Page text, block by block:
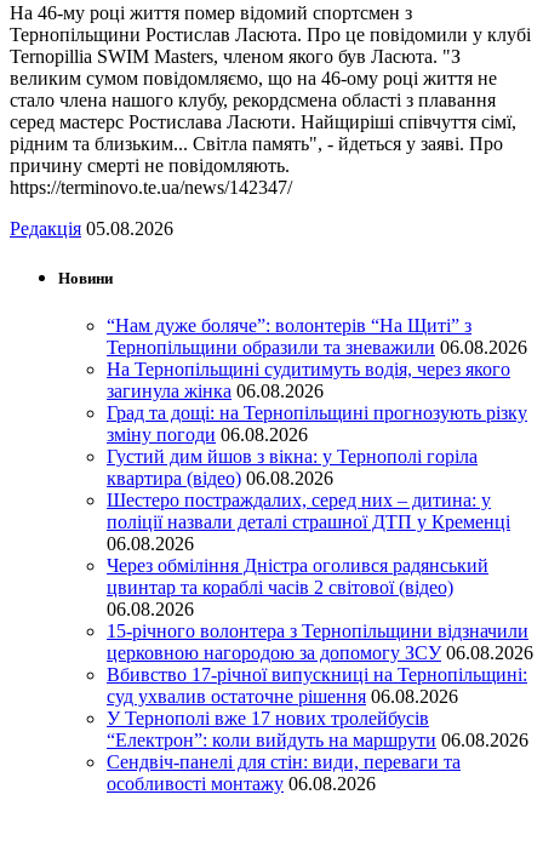
На 46-му році життя помер відомий спортсмен з
Тернопільщини Ростислав Ласюта. Про це повідомили у клубі
Ternopillia SWIM Masters, членом якого був Ласюта. "З
великим сумом повідомляємо, що на 46-ому році життя не
стало члена нашого клубу, рекордсмена області з плавання
серед мастерс Ростислава Ласюти. Найщиріші співчуття сімї,
рідним та близьким... Світла память", - йдеться у заяві. Про
причину смерті не повідомляють.
https://terminovo.te.ua/news/142347/
Редакція 05.08.2026
Новини
“Нам дуже боляче”: волонтерів “На Щиті” з
Тернопільщини образили та зневажили 06.08.2026
На Тернопільщині судитимуть водія, через якого
загинула жінка 06.08.2026
Град та дощі: на Тернопільщині прогнозують різку
зміну погоди 06.08.2026
Густий дим йшов з вікна: у Тернополі горіла
квартира (відео) 06.08.2026
Шестеро постраждалих, серед них – дитина: у
поліції назвали деталі страшної ДТП у Кременці
06.08.2026
Через обміління Дністра оголився радянський
цвинтар та кораблі часів 2 світової (відео)
06.08.2026
15-річного волонтера з Тернопільщини відзначили
церковною нагородою за допомогу ЗСУ 06.08.2026
Вбивство 17-річної випускниці на Тернопільщині:
суд ухвалив остаточне рішення 06.08.2026
У Тернополі вже 17 нових тролейбусів
“Електрон”: коли вийдуть на маршрути 06.08.2026
Сендвіч-панелі для стін: види, переваги та
особливості монтажу 06.08.2026